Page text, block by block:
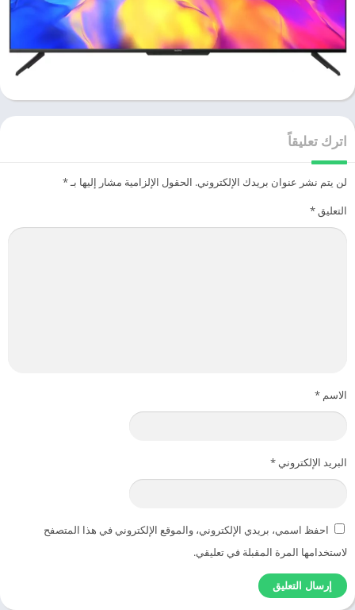
اترك تعليقاً
لن يتم نشر عنوان بريدك الإلكتروني. الحقول الإلزامية مشار إليها بـ*
التعليق*
الاسم *
البريد الإلكتروني *
احفظ اسمي، بريدي الإلكتروني، والموقع الإلكتروني في هذا المتصفح
لاستخدامها المرة المقبلة في تعليقي.